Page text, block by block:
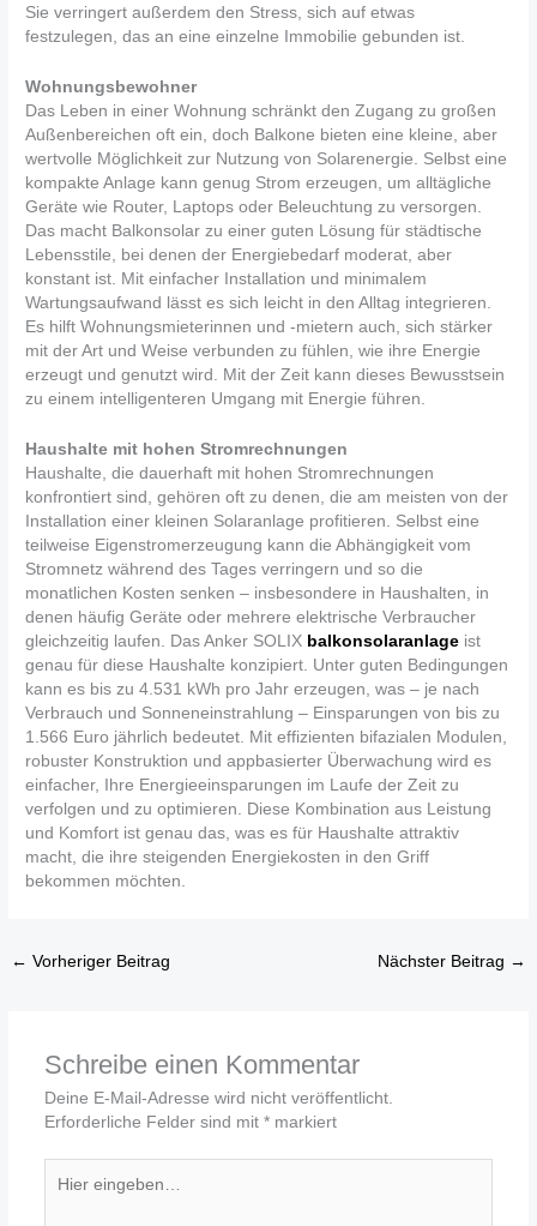
Sie verringert außerdem den Stress, sich auf etwas
festzulegen, das an eine einzelne Immobilie gebunden ist.
Wohnungsbewohner
Das Leben in einer Wohnung schränkt den Zugang zu großen
Außenbereichen oft ein, doch Balkone bieten eine kleine, aber
wertvolle Möglichkeit zur Nutzung von Solarenergie. Selbst eine
kompakte Anlage kann genug Strom erzeugen, um alltägliche
Geräte wie Router, Laptops oder Beleuchtung zu versorgen.
Das macht Balkonsolar zu einer guten Lösung für städtische
Lebensstile, bei denen der Energiebedarf moderat, aber
konstant ist. Mit einfacher Installation und minimalem
Wartungsaufwand lässt es sich leicht in den Alltag integrieren.
Es hilft Wohnungsmieterinnen und -mietern auch, sich stärker
mit der Art und Weise verbunden zu fühlen, wie ihre Energie
erzeugt und genutzt wird. Mit der Zeit kann dieses Bewusstsein
zu einem intelligenteren Umgang mit Energie führen.
Haushalte mit hohen Stromrechnungen
Haushalte, die dauerhaft mit hohen Stromrechnungen
konfrontiert sind, gehören oft zu denen, die am meisten von der
Installation einer kleinen Solaranlage profitieren. Selbst eine
teilweise Eigenstromerzeugung kann die Abhängigkeit vom
Stromnetz während des Tages verringern und so die
monatlichen Kosten senken – insbesondere in Haushalten, in
denen häufig Geräte oder mehrere elektrische Verbraucher
gleichzeitig laufen. Das Anker SOLIX balkonsolaranlage ist
genau für diese Haushalte konzipiert. Unter guten Bedingungen
kann es bis zu 4.531 kWh pro Jahr erzeugen, was – je nach
Verbrauch und Sonneneinstrahlung – Einsparungen von bis zu
1.566 Euro jährlich bedeutet. Mit effizienten bifazialen Modulen,
robuster Konstruktion und appbasierter Überwachung wird es
einfacher, Ihre Energieeinsparungen im Laufe der Zeit zu
verfolgen und zu optimieren. Diese Kombination aus Leistung
und Komfort ist genau das, was es für Haushalte attraktiv
macht, die ihre steigenden Energiekosten in den Griff
bekommen möchten.
← Vorheriger Beitrag Nächster Beitrag →
Schreibe einen Kommentar
Deine E-Mail-Adresse wird nicht veröffentlicht.
Erforderliche Felder sind mit *markiert
eingeben…